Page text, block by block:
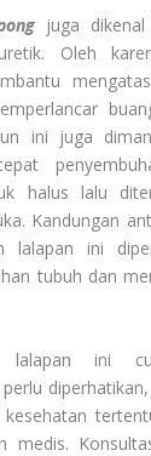
juga dikenal
Oleh
ini juga
halus lalu
Kandungan
lalapan ini
tubuh dan
lalapan ini
medis.